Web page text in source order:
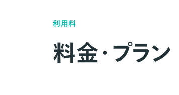
利用料
料金・プラン